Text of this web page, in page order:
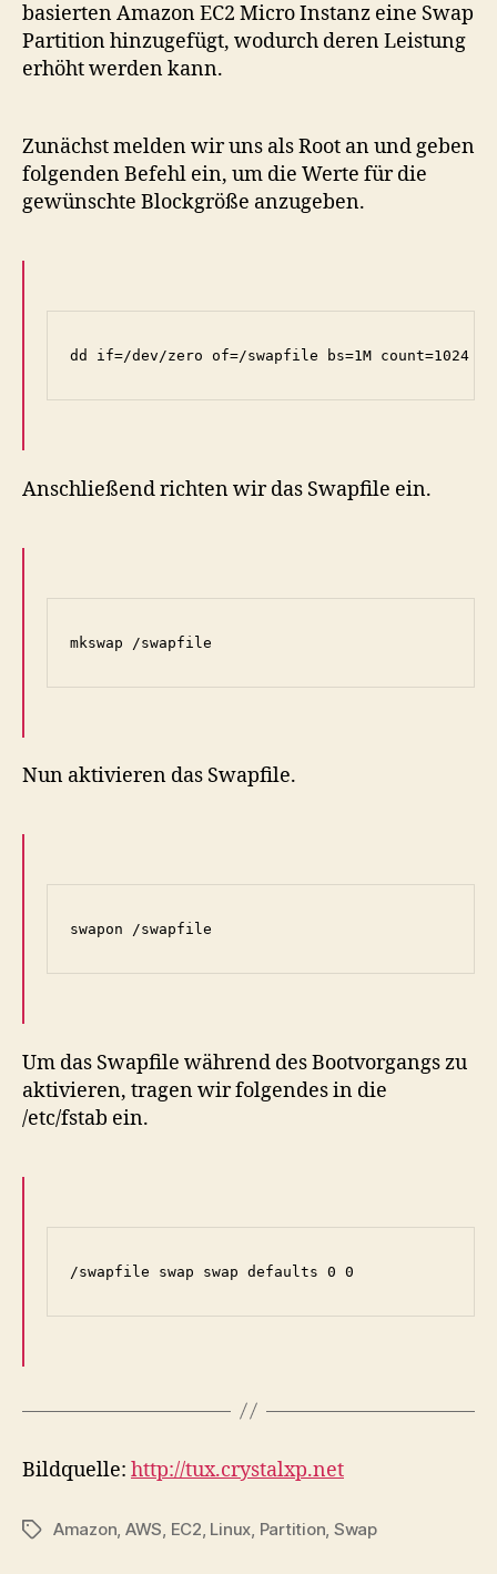
deren
Leistung
basierten Amazon EC2 Micro Instanz eine Swap
Partition hinzugefügt, wodurch deren Leistung
erhöht werden kann.
Zunächst melden wir uns als Root an und geben
folgenden Befehl ein, um die Werte für die
gewünschte Blockgröße anzugeben.
Anschließend richten wir das Swapfile ein.
Nun aktivieren das Swapfile.
Um das Swapfile während des Bootvorgangs zu
aktivieren, tragen wir folgendes in die
/etc/fstab ein.
Bildquelle: http://tux.crystalxp.net
TagsAmazon AWS EC2 Linux Partition Swap